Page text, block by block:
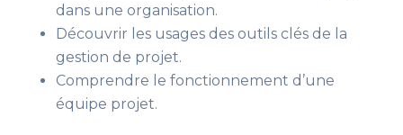
dans une organisation.
Découvrir les usages des outils clés de la
gestion de projet.
Comprendre le fonctionnement d’une
équipe projet.